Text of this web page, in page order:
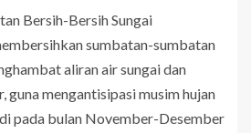
Bersih-Bersih Sungai
sumbatan-sumbatan
aliran air sungai dan
guna mengantisipasi musim hujan
pada bulan November-Desember